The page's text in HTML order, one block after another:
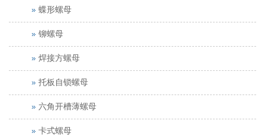
蝶形螺母
铆螺母
焊接方螺母
托板自锁螺母
六角开槽薄螺母
卡式螺母